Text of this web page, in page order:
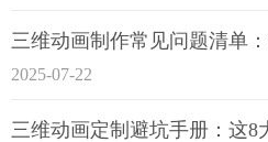
2025-07-22
三维动画定制避坑手册：这8